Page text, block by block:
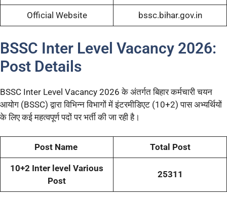
Official Website bssc.bihar.gov.in
BSSC Inter Level Vacancy 2026:
Post Details
BSSC Inter Level Vacancy 2026 के अंतर्गत बिहार कर्मचारी चयन
आयोग (BSSC) द्वारा विभिन्न विभागों में इंटरमीडिएट (10+2) पास अभ्यर्थियों
के लिए कई महत्वपूर्ण पदों पर भर्ती की जा रही है।
Post Name Total Post
10+2 Inter level Various
Post
25311